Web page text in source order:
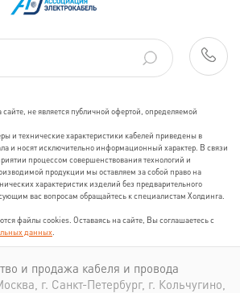
не является публичной офертой, определяемой
и технические характеристики кабелей приведены в
и носят исключительно информационный характер. В связи
процессом совершенствования технологий и
продукции мы оставляем за собой право на
характеристик изделий без предварительного
вас вопросам обращайтесь к специалистам Холдинга.
файлы cookies. Оставаясь на сайте, Вы соглашаетесь с
данных
и продажа кабеля и провода
г. Санкт-Петербург, г. Кольчугино,